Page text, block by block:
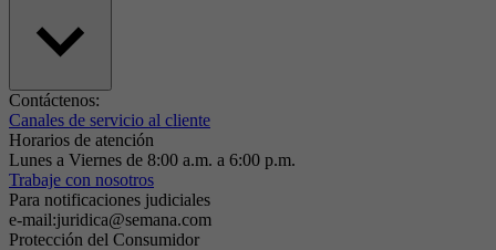
Contáctenos:
Canales de servicio al cliente
Horarios de atención
Lunes a Viernes de 8:00 a.m. a 6:00 p.m.
Trabaje con nosotros
Para notificaciones judiciales
e-mail:juridica@semana.com
Protección del Consumidor